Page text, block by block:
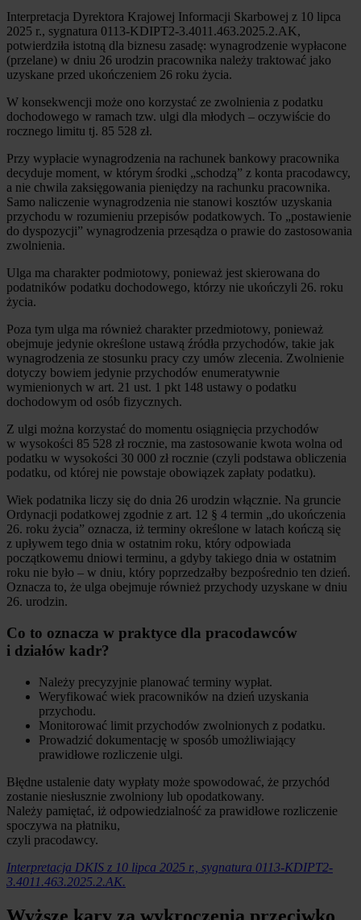
Interpretacja Dyrektora Krajowej Informacji Skarbowej z 10 lipca
2025 r., sygnatura 0113-KDIPT2-3.4011.463.2025.2.AK,
potwierdziła istotną dla biznesu zasadę: wynagrodzenie wypłacone
(przelane) w dniu 26 urodzin pracownika należy traktować jako
uzyskane przed ukończeniem 26 roku życia.
W konsekwencji może ono korzystać ze zwolnienia z podatku
dochodowego w ramach tzw. ulgi dla młodych – oczywiście do
rocznego limitu tj. 85 528 zł.
Przy wypłacie wynagrodzenia na rachunek bankowy pracownika
decyduje moment, w którym środki „schodzą” z konta pracodawcy,
a nie chwila zaksięgowania pieniędzy na rachunku pracownika.
Samo naliczenie wynagrodzenia nie stanowi kosztów uzyskania
przychodu w rozumieniu przepisów podatkowych. To „postawienie
do dyspozycji” wynagrodzenia przesądza o prawie do zastosowania
zwolnienia.
Ulga ma charakter podmiotowy, ponieważ jest skierowana do
podatników podatku dochodowego, którzy nie ukończyli 26. roku
życia.
Poza tym ulga ma również charakter przedmiotowy, ponieważ
obejmuje jedynie określone ustawą źródła przychodów, takie jak
wynagrodzenia ze stosunku pracy czy umów zlecenia. Zwolnienie
dotyczy bowiem jedynie przychodów enumeratywnie
wymienionych w art. 21 ust. 1 pkt 148 ustawy o podatku
dochodowym od osób fizycznych.
Z ulgi można korzystać do momentu osiągnięcia przychodów
w wysokości 85 528 zł rocznie, ma zastosowanie kwota wolna od
podatku w wysokości 30 000 zł rocznie (czyli podstawa obliczenia
podatku, od której nie powstaje obowiązek zapłaty podatku).
Wiek podatnika liczy się do dnia 26 urodzin włącznie. Na gruncie
Ordynacji podatkowej zgodnie z art. 12 § 4 termin „do ukończenia
26. roku życia” oznacza, iż terminy określone w latach kończą się
z upływem tego dnia w ostatnim roku, który odpowiada
początkowemu dniowi terminu, a gdyby takiego dnia w ostatnim
roku nie było – w dniu, który poprzedzałby bezpośrednio ten dzień.
Oznacza to, że ulga obejmuje również przychody uzyskane w dniu
26. urodzin.
Co to oznacza w praktyce dla pracodawców
i działów kadr?
Należy precyzyjnie planować terminy wypłat.
Weryfikować wiek pracowników na dzień uzyskania
przychodu.
Monitorować limit przychodów zwolnionych z podatku.
Prowadzić dokumentację w sposób umożliwiający
prawidłowe rozliczenie ulgi.
Błędne ustalenie daty wypłaty może spowodować, że przychód
zostanie niesłusznie zwolniony lub opodatkowany.
Należy pamiętać, iż odpowiedzialność za prawidłowe rozliczenie
spoczywa na płatniku,
czyli pracodawcy.
Interpretacja DKIS z 10 lipca 2025 r., sygnatura 0113-KDIPT2-
3.4011.463.2025.2.AK.
Wyższe kary za wykroczenia przeciwko